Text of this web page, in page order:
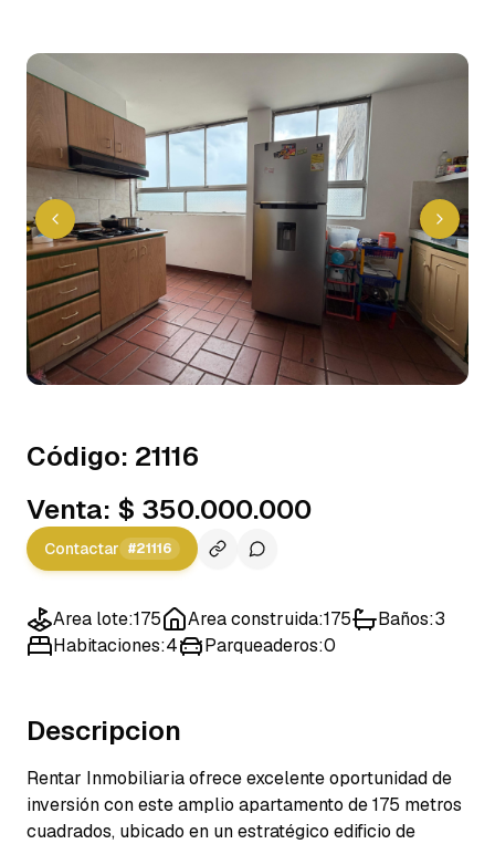
Código: 21116
Venta: $ 350.000.000
Contactar #21116
Area lote:175 Area construida:175 Baños:3
Habitaciones:4 Parqueaderos:0
Descripcion
Rentar Inmobiliaria ofrece excelente oportunidad de
inversión con este amplio apartamento de 175 metros
cuadrados, ubicado en un estratégico edificio de